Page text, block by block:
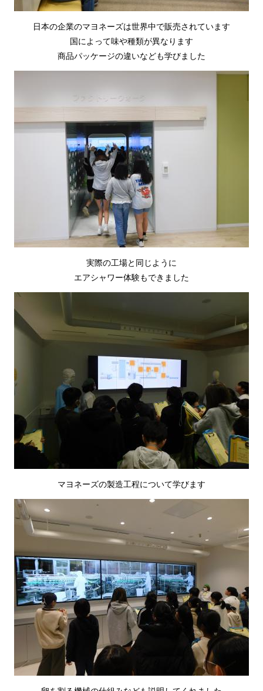
日本の企業のマヨネーズは世界中で販売されています
国によって味や種類が異なります
商品パッケージの違いなども学びました
実際の工場と同じように
エアシャワー体験もできました
マヨネーズの製造工程について学びます